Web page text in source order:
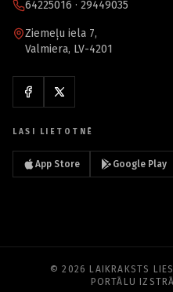
64225016 · 29449035
Ziemeļu iela 7,
Valmiera, LV-4201
LASI LIETOTNĒ
App Store Google Play
© 2026 LAIKRAKSTS
PORTĀLU